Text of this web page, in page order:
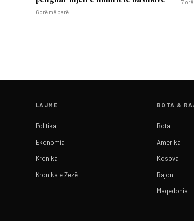
6 orë më parë
7
LAJME
Politika
Ekonomia
Kronika
Kronika e Zezë
BOTA &
Bota
Amerika
Kosova
Rajoni
Maqedonia